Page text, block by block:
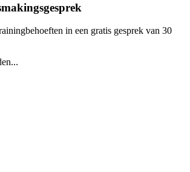
in een gratis gesprek van 30